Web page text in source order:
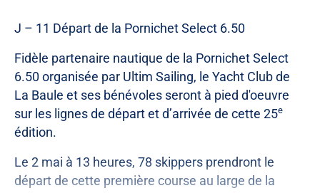
respectant sa monotypie.
Nous leur souhaitons bon vent et beaucoup de plaisir sur
l’eau.
J – 11 Départ de la Pornichet Select 6.50
Fidèle partenaire nautique de la Pornichet Select
6.50 organisée par Ultim Sailing, le Yacht Club de
La Baule et ses bénévoles seront à pied d'oeuvre
sur les lignes de départ et d’arrivée de cette 25e
édition.
Le 2 mai à 13 heures, 78 skippers prendront le
départ de cette première course au large de la